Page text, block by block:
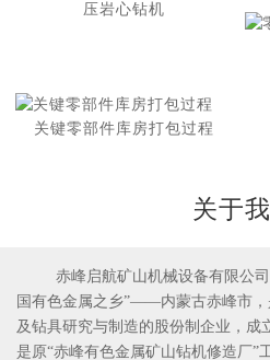
2
压岩心钻机
关键零部件库房打包过程
关于
赤峰启航矿山机械设备有限公司
国有色金属之乡”——内蒙古赤峰市
及钻具研究与制造的股份制企业，成
是原“赤峰有色金属矿山钻机修造厂”